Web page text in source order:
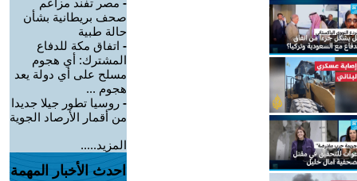
- مصر تفند مزاعم
صحف بريطانية بشأن
حالة طبية
- ‏اتفاق مكة للدفاع
المشترك: أي هجوم
مسلح على أي دولة يعد
هجوم ...
- روسيا تطور جيلا جديدا
من أقمار الأرصاد الجوية
المزيد.....
احدث الأخبار المهمة